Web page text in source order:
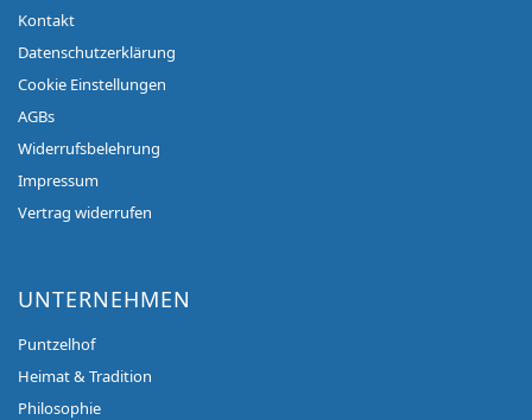
Kontakt
Datenschutzerklärung
Cookie Einstellungen
AGBs
Widerrufsbelehrung
Impressum
Vertrag widerrufen
UNTERNEHMEN
Puntzelhof
Heimat & Tradition
Philosophie